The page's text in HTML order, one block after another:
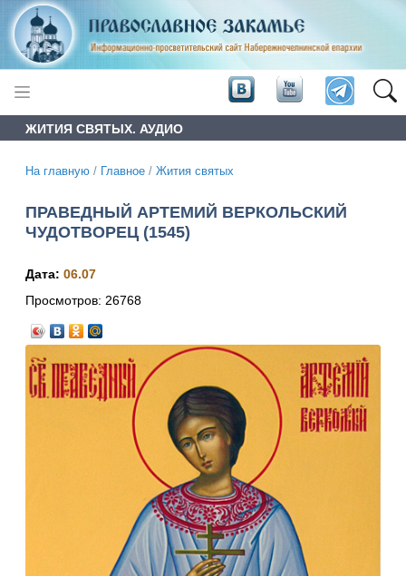
ЖИТИЯ СВЯТЫХ. АУДИО
На главную / Главное / Жития святых
ПРАВЕДНЫЙ АРТЕМИЙ ВЕРКОЛЬСКИЙ
ЧУДОТВОРЕЦ (1545)
Дата: 06.07
Просмотров: 26768